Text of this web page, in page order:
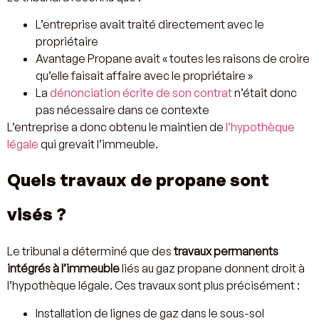
L’entreprise avait traité directement avec le
propriétaire
Avantage Propane avait « toutes les raisons de croire
qu’elle faisait affaire avec le propriétaire »
La dénonciation écrite de son contratn’était donc
pas nécessaire dans ce contexte
L’entreprise a donc obtenu le maintien de l’hypothèque
légale qui grevait l’immeuble.
Quels travaux de propane sont
visés ?
Le tribunal a déterminé que destravaux permanents
intégrés à l’immeubleliés au gaz propane donnent droit à
l’hypothèque légale. Ces travaux sont plus précisément :
Installation de lignes de gaz dans le sous-sol